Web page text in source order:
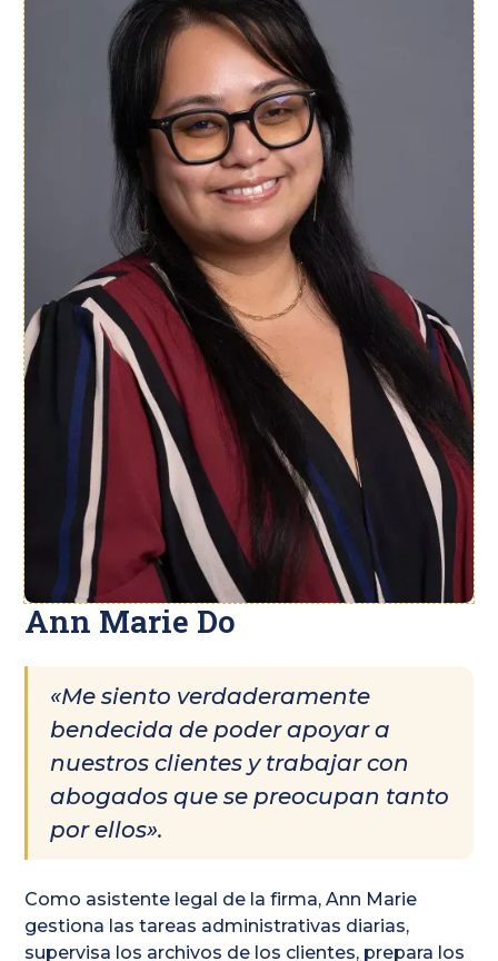
Ann Marie Do
«Me siento verdaderamente
bendecida de poder apoyar a
nuestros clientes y trabajar con
abogados que se preocupan tanto
por ellos».
Como asistente legal de la firma, Ann Marie
gestiona las tareas administrativas diarias,
supervisa los archivos de los clientes, prepara los